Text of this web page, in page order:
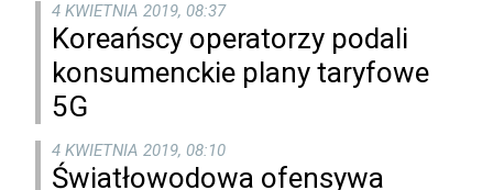
4 KWIETNIA 2019, 08:37
Koreańscy operatorzy podali
konsumenckie plany taryfowe
5G
4 KWIETNIA 2019, 08:10
Światłowodowa ofensywa